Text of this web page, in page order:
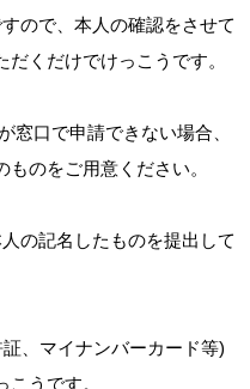
ので、本人の確認をさせて
くだけでけっこうです。
口で申請できない場合、
のをご用意ください。
の記名したものを提出して
、マイナンバーカード等)
うです。